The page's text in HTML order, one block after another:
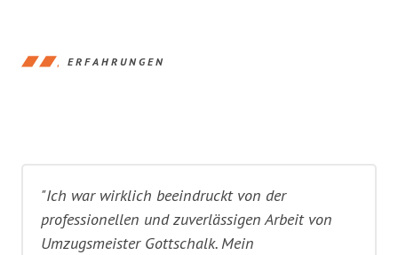
ERFAHRUNGEN
"Ich war wirklich beeindruckt von der
professionellen und zuverlässigen Arbeit von
Umzugsmeister Gottschalk. Mein